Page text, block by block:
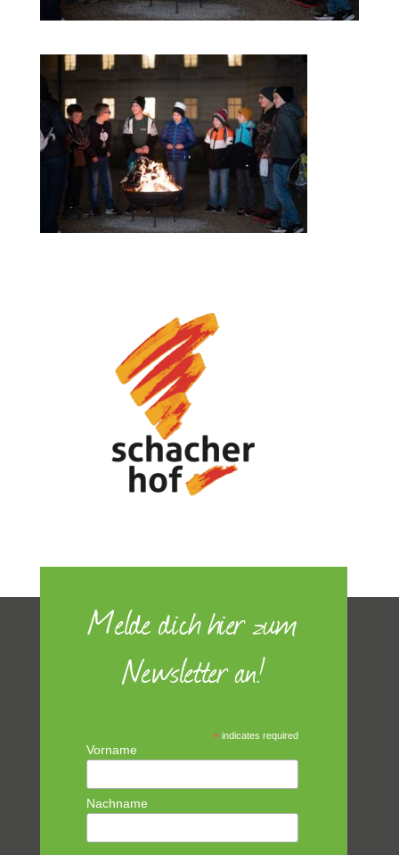
Melde dich hier zum
Newsletter an!
* indicates required
Vorname
Nachname